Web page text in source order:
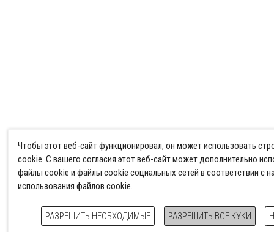
Чтобы этот веб-сайт функционировал, он может использовать
cookie. С вашего согласия этот веб-сайт может дополнительно
файлы cookie и файлы cookie социальных сетей в соответствии с
использования файлов cookie
РАЗРЕШИТЬ НЕОБХОДИМЫЕ РАЗРЕШИТЬ ВСЕ КУКИ